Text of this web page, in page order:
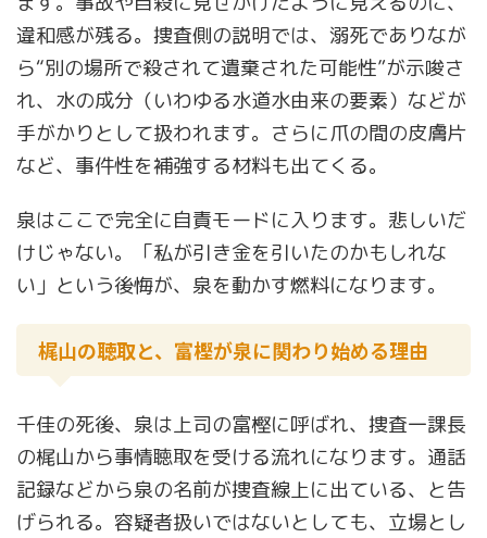
違和感が残る。捜査側の説明では、溺死でありなが
ら“別の場所で殺されて遺棄された可能性”が示唆さ
れ、水の成分（いわゆる水道水由来の要素）などが
手がかりとして扱われます。さらに爪の間の皮膚片
など、事件性を補強する材料も出てくる。
泉はここで完全に自責モードに入ります。悲しいだ
けじゃない。「私が引き金を引いたのかもしれな
い」という後悔が、泉を動かす燃料になります。
梶山の聴取と、富樫が泉に関わり始める理由
千佳の死後、泉は上司の富樫に呼ばれ、捜査一課長
の梶山から事情聴取を受ける流れになります。通話
記録などから泉の名前が捜査線上に出ている、と告
げられる。容疑者扱いではないとしても、立場とし